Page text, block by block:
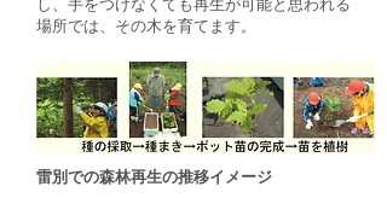
場所では、その木を育てます。
雷別での森林再生の推移イメージ